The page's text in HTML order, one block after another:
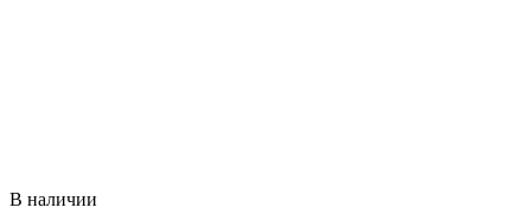
В наличии